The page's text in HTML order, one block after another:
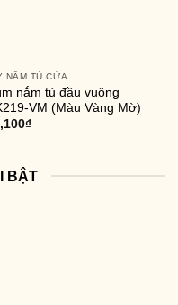
NẮM TỦ CỬA
nắm tủ đầu vuông
VM (Màu Vàng Mờ)
₫
BẬT